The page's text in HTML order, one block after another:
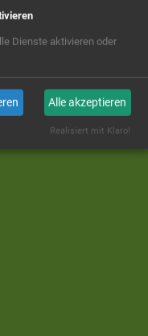
Dienste aktivieren oder
Alle akzeptieren
Realisiert mit Klaro!